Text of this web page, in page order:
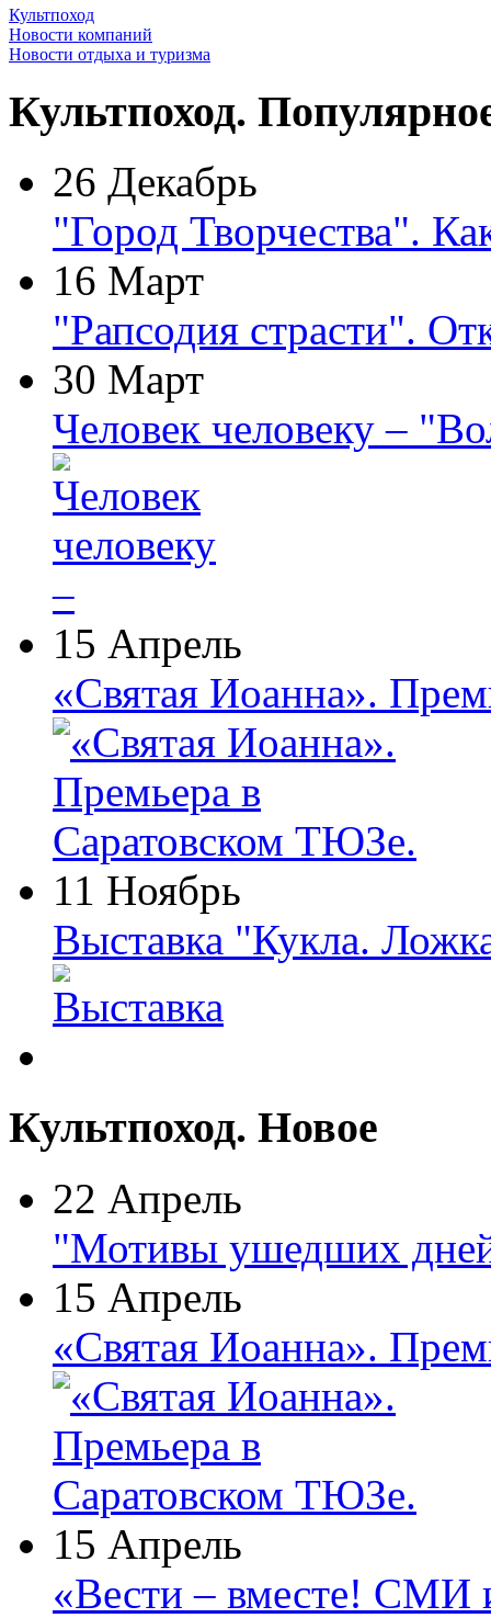
Культпоход
Новости компаний
Новости отдыха и туризма
Культпоход.
26 Декабрь
"Город Творчества".
16 Март
"Рапсодия страсти".
30 Март
Человек человеку –
15 Апрель
«Святая Иоанна».
11 Ноябрь
Выставка "Кукла.
Культпоход. Новое
22 Апрель
"Мотивы ушедших
15 Апрель
«Святая Иоанна».
15 Апрель
«Вести – вместе! СМИ